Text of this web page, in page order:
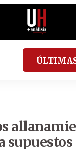
supuestos